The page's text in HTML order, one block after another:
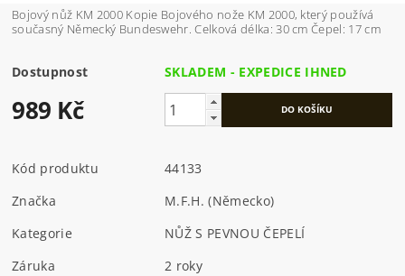
Bojový nůž KM 2000 Kopie Bojového nože KM 2000, který používá
současný Německý Bundeswehr. Celková délka: 30 cm Čepel: 17 cm
Dostupnost SKLADEM - EXPEDICE IHNED
989 Kč
Kód produktu
44133
Značka
M.F.H. (Německo)
Kategorie
NŮŽ S PEVNOU ČEPELÍ
Záruka
2 roky